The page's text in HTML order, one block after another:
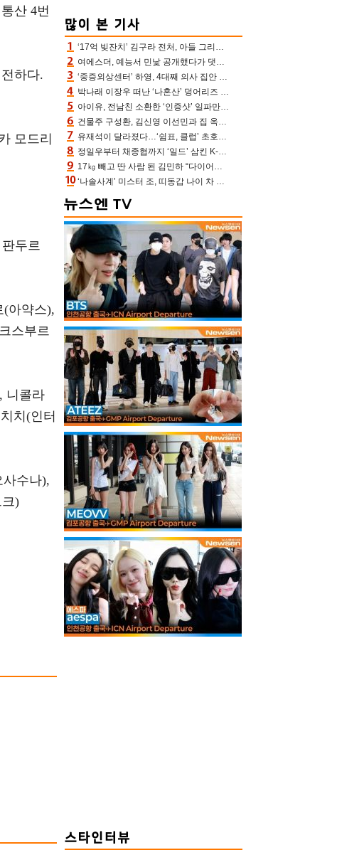
산 4번
하다.
모드리
두르
(아약스),
스부르
니콜라
치(인터
수나),
)
‘17억 빚잔치’ 김구라 전처, 아들 그리는 “나 뿐인데” 친엄마 챙기는 효심 눈길
여에스더, 예능서 민낯 공개했다가 댓글에 충격 “눈 왜 저렇게 처졌냐고”(에스더TV)
‘중증외상센터’ 하영, 4대째 의사 집안 인증 “증조부, 고종 황제 진료”(옥문아)[어제TV]
박나래 이장우 떠난 ‘나혼산’ 덩어리즈 왔다, 1인 1케이크에 팜유 전현무 충격[어제TV]
아이유, 전남친 소환한 ‘인증샷’ 일파만파 속…남사친 변우석 선물도 남겼나 ‘훈훈’
건물주 구성환, 김신영 이선민과 집 옥상서 41만원 한우 파티 “화력이 성화봉송”(나혼산)
유재석이 달라졌다…‘쉼표, 클럽’ 초호화 코스에 주우재도 감탄 (놀면 뭐하니?)
정일우부터 채종협까지 ‘일드’ 삼킨 K-배우들의 매서운 돌풍
17㎏ 빼고 딴 사람 된 김민하 “다이어트 화제돼 깜짝, 이럴 일인가”(전현무계획4)[어제TV]
‘나솔사계’ 미스터 조, 띠동갑 나이 차 고백…3MC ‘말잇못’